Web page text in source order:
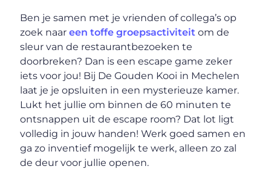
Ben je samen met je vrienden of collega’s op
zoek naareen toffe groepsactiviteit om de
sleur van de restaurantbezoeken te
doorbreken? Dan is een escape game zeker
iets voor jou! Bij De Gouden Kooi in Mechelen
laat je je opsluiten in een mysterieuze kamer.
Lukt het jullie om binnen de 60 minuten te
ontsnappen uit de escape room? Dat lot ligt
volledig in jouw handen! Werk goed samen en
ga zo inventief mogelijk te werk, alleen zo zal
de deur voor jullie openen.